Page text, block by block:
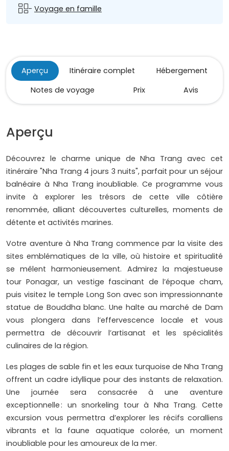
- Voyage en famille
Aperçu Itinéraire complet
Hébergement
Notes de voyage
Prix Avis
Aperçu
Découvrez le charme unique de Nha Trang avec cet
itinéraire "Nha Trang 4 jours 3 nuits", parfait pour un séjour
balnéaire à Nha Trang inoubliable. Ce programme vous
invite à explorer les trésors de cette ville côtière
renommée, alliant découvertes culturelles, moments de
détente et activités marines.
Votre aventure à Nha Trang commence par la visite des
sites emblématiques de la ville, où histoire et spiritualité
se mêlent harmonieusement. Admirez la majestueuse
tour Ponagar, un vestige fascinant de l’époque cham,
puis visitez le temple Long Son avec son impressionnante
statue de Bouddha blanc. Une halte au marché de Dam
vous plongera dans l’effervescence locale et vous
permettra de découvrir l’artisanat et les spécialités
culinaires de la région.
Les plages de sable fin et les eaux turquoise de Nha Trang
offrent un cadre idyllique pour des instants de relaxation.
Une journée sera consacrée à une aventure
exceptionnelle : un snorkeling tour à Nha Trang. Cette
excursion vous permettra d’explorer les récifs coralliens
vibrants et la faune aquatique colorée, un moment
inoubliable pour les amoureux de la mer.